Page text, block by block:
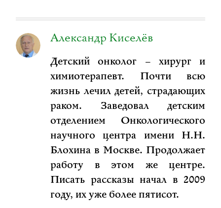
Александр Киселёв
Детский онколог – хирург и
химиотерапевт. Почти всю
жизнь лечил детей, страдающих
раком. Заведовал детским
отделением Онкологического
научного центра имени Н.Н.
Блохина в Москве. Продолжает
работу в этом же центре.
Писать рассказы начал в 2009
году, их уже более пятисот.